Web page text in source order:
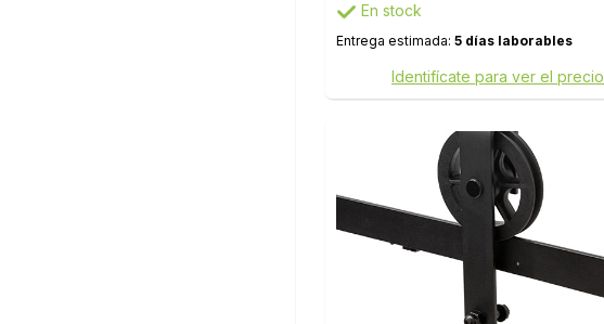
En stock
Entrega estimada: 5 días laborables
Identifícate para ver el precio